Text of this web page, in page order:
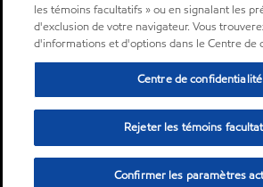
les témoins facultatifs » ou en signalant les
d'exclusion de votre navigateur. Vous
d'informations et d'options dans le Centre de
Centre de confidentialité
Rejeter les témoins
Confirmer les paramètres